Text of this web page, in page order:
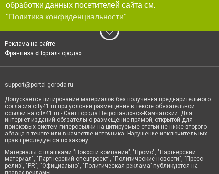
обработки данных посетителей сайта см.
"Политика конфиденциальности"
Реклама на сайте
Франшиза «Портал-города»
support@portal-goroda.ru
Допускается цитирование материалов без получения предварительного
согласия city41.ru при условии размещения в тексте обязательной
ссылки на city41.ru - Сайт города Петропавловск-Камчатский. Для
интернет-изданий обязательно размещение прямой, открытой для
поисковых систем гиперссылки на цитируемые статьи не ниже второго
абзаца в тексте или в качестве источника. Нарушение исключительных
прав преследуется по закону.
Материалы с плашками "Новости компаний", "Промо", "Партнерский
материал", "Партнерский спецпроект", "Политические новости", "Пресс-
релиз", "PR", "Официально", "Политическая реклама" публикуются на
правах рекламы.